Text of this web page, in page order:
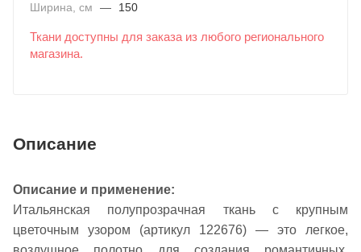
Ширина, см
— 150
Ткани доступны для заказа из любого регионального
магазина.
Описание
Описание и применение:
Итальянская полупрозрачная ткань с крупным
цветочным узором (артикул 122676) — это легкое,